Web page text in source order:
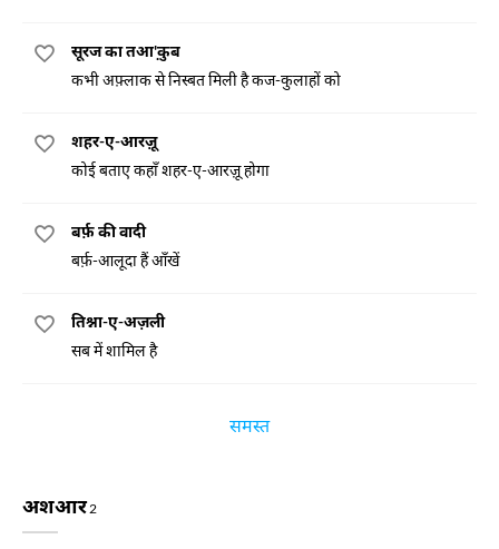
सूरज का तआ'क़ुब
कभी अफ़्लाक से निस्बत मिली है कज-कुलाहों को
शहर-ए-आरज़ू
कोई बताए कहाँ शहर-ए-आरज़ू होगा
बर्फ़ की वादी
बर्फ़-आलूदा हैं आँखें
तिश्ना-ए-अज़ली
सब में शामिल है
समस्त
अशआर2